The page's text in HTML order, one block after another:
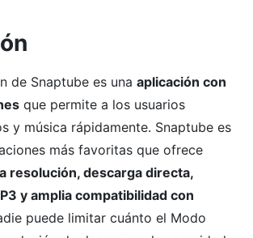
de Snaptube es una aplicación con
que permite a los usuarios
y música rápidamente. Snaptube es
más favoritas que ofrece
resolución, descarga directa,
y amplia compatibilidad con
puede limitar cuánto el Modo